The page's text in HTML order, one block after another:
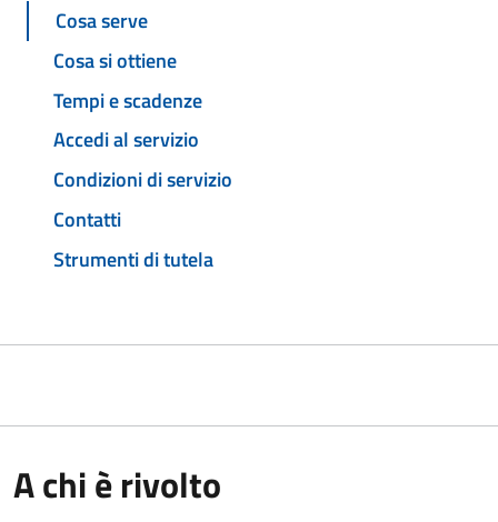
Cosa serve
Cosa si ottiene
Tempi e scadenze
Accedi al servizio
Condizioni di servizio
Contatti
Strumenti di tutela
A chi è rivolto